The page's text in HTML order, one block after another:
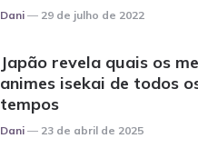
Posted
Dani 29 de julho de 2022
Japão revela quais os
animes isekai de todos
tempos
Posted
Dani 23 de abril de 2025